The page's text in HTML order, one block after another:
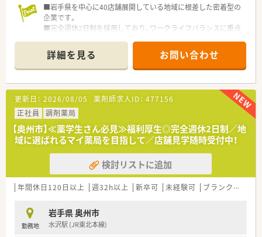
■岩手県を中心に40店舗展開している地域に根差した密着型の
企業です。
■完全週休2日制を採用しており、ワークライフバランスに重点
■新卒採用も積極的に行っており、若手も活躍できる環境は整っ
ております。
■教育制度は集合研修やEラーニングを活用しております。
詳細を見る お問い合わせ
更新日： 2026/08/05 薬剤師求人ID： 477156
正社員
調剤薬局
【奥州市】≪薬学生さん必見≫福利厚生◎完全週休2日制／地
域に選ばれるマイ薬局を目指して／店舗見学随時受付中！
検討リストに追加
年間休日120日以上 週32h以上 新卒可 未経験可 ブランク可
勤務地
岩手県 奥州市
水沢駅 (JR東北本線)